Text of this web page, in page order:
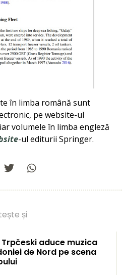
în limba română sunt
pe website-ul
iar volumele în limba engleză
-ul editurii Springer.
și
Trpčeski aduce muzica
de Nord pe scena